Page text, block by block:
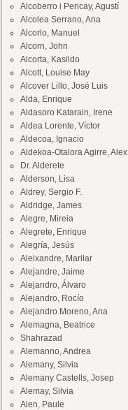
Alcoberro i Pericay, Agustí
Alcolea Serrano, Ana
Alcorlo, Manuel
Alcorn, John
Alcorta, Kasildo
Alcott, Louise May
Alcover Lillo, José Luis
Alda, Enrique
Aldasoro Katarain, Irene
Aldea Lorente, Víctor
Aldecoa, Ignacio
Aldekoa-Otalora Agirre, Alex
Dr. Alderete
Alderson, Lisa
Aldrey, Sergio F.
Aldridge, James
Alegre, Mireia
Alegrete, Enrique
Alegría, Jesús
Aleixandre, Marilar
Alejandre, Jaime
Alejandro, Álvaro
Alejandro, Rocío
Alejandro Moreno, Ana
Alemagna, Beatrice
Shahrazad
Alemanno, Andrea
Alemany, Silvia
Alemany Castells, Josep
Alemay, Silvia
Alen, Paule